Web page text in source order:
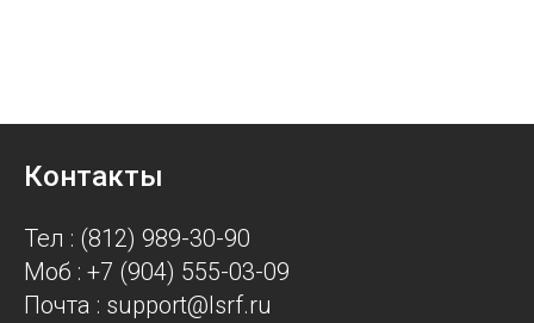
Контакты
Тел : (812) 989-30-90
Моб : +7 (904) 555-03-09
Почта : support@lsrf.ru